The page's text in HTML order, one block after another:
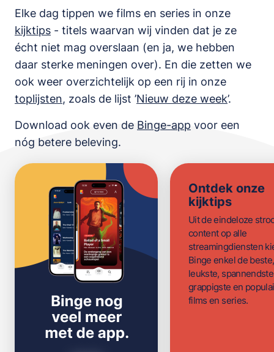
Elke dag tippen we films en series in onze
kijktips - titels waarvan wij vinden dat je ze
écht niet mag overslaan (en ja, we hebben
daar sterke meningen over). En die zetten we
ook weer overzichtelijk op een rij in onze
toplijsten, zoals de lijst ’Nieuw deze week’.
Download ook even de Binge-app voor een
nóg betere beleving.
Ontdek onze
kijktips
Uit de eindeloze
content op alle
streamingdiensten
Binge enkel de beste,
leukste,
grappigste en
films en series.